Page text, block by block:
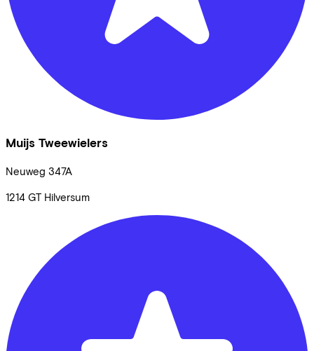
Muijs Tweewielers
Neuweg 347A
1214 GT Hilversum